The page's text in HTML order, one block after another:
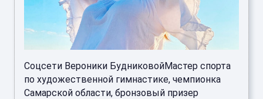
Соцсети Вероники БудниковойМастер спорта
по художественной гимнастике, чемпионка
Самарской области, бронзовый призер